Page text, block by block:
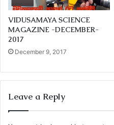
VIDUSAMAYA SCIENCE
MAGAZINE -DECEMBER-
2017
December 9, 2017
Leave a Reply